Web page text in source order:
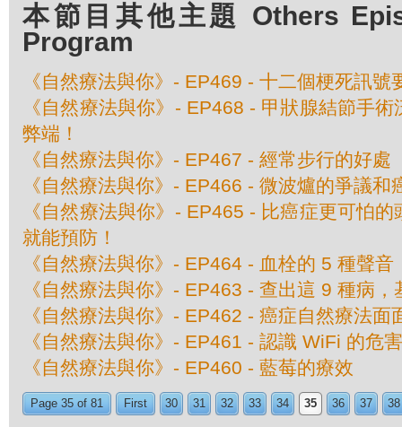
本節目其他主題 Others
Program
《自然療法與你》- EP469 - 十二個梗死訊號
《自然療法與你》- EP468 - 甲狀腺結節手
弊端！
《自然療法與你》- EP467 - 經常步行的好處
《自然療法與你》- EP466 - 微波爐的爭議和
《自然療法與你》- EP465 - 比癌症更可怕
就能預防！
《自然療法與你》- EP464 - 血栓的 5 種聲音
《自然療法與你》- EP463 - 查出這 9 種病，
《自然療法與你》- EP462 - 癌症自然療法面
《自然療法與你》- EP461 - 認識 WiFi 的危害
《自然療法與你》- EP460 - 藍莓的療效
Page 35 of 81 First 30 31 32 33 34 35 36 37 38